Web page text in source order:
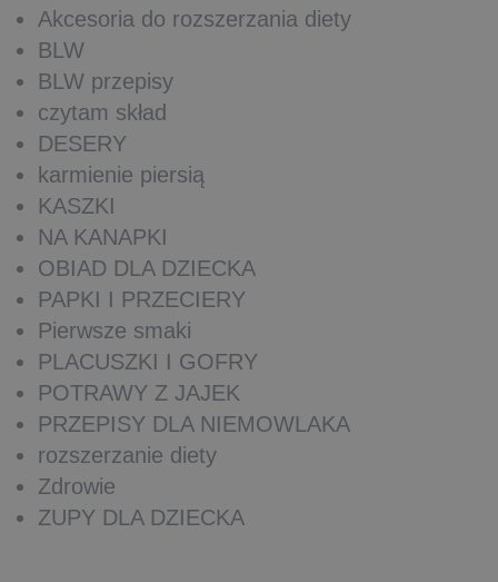
Akcesoria do rozszerzania diety
BLW
BLW przepisy
czytam skład
DESERY
karmienie piersią
KASZKI
NA KANAPKI
OBIAD DLA DZIECKA
PAPKI I PRZECIERY
Pierwsze smaki
PLACUSZKI I GOFRY
POTRAWY Z JAJEK
PRZEPISY DLA NIEMOWLAKA
rozszerzanie diety
Zdrowie
ZUPY DLA DZIECKA